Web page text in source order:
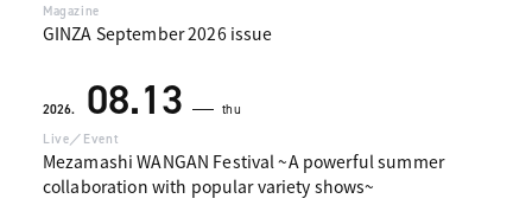
Magazine
GINZA September 2026 issue
2026. 08.13
thu
Live／Event
Mezamashi WANGAN Festival ~A powerful summer
collaboration with popular variety shows~